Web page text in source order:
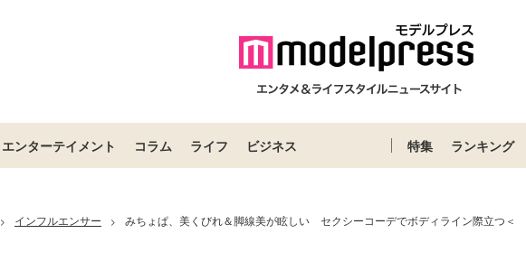
エンターテイメント コラム ライフ ビジネス 特集 ランキング
> インフルエンサー >
みちょぱ、美くびれ＆脚線美が眩しい セクシーコーデでボディライン際立つ＜